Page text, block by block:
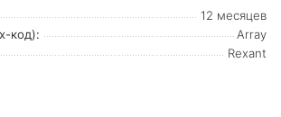
12 месяцев
код):
Array
Rexant